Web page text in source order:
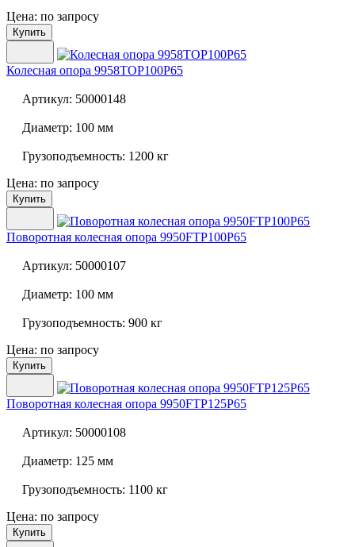
Цена: по запросу
Купить
Колесная опора 9958TOP100P65
Артикул: 50000148
Диаметр: 100 мм
Грузоподъемность: 1200 кг
Цена: по запросу
Купить
Поворотная колесная опора 9950FTP100P65
Артикул: 50000107
Диаметр: 100 мм
Грузоподъемность: 900 кг
Цена: по запросу
Купить
Поворотная колесная опора 9950FTP125P65
Артикул: 50000108
Диаметр: 125 мм
Грузоподъемность: 1100 кг
Цена: по запросу
Купить